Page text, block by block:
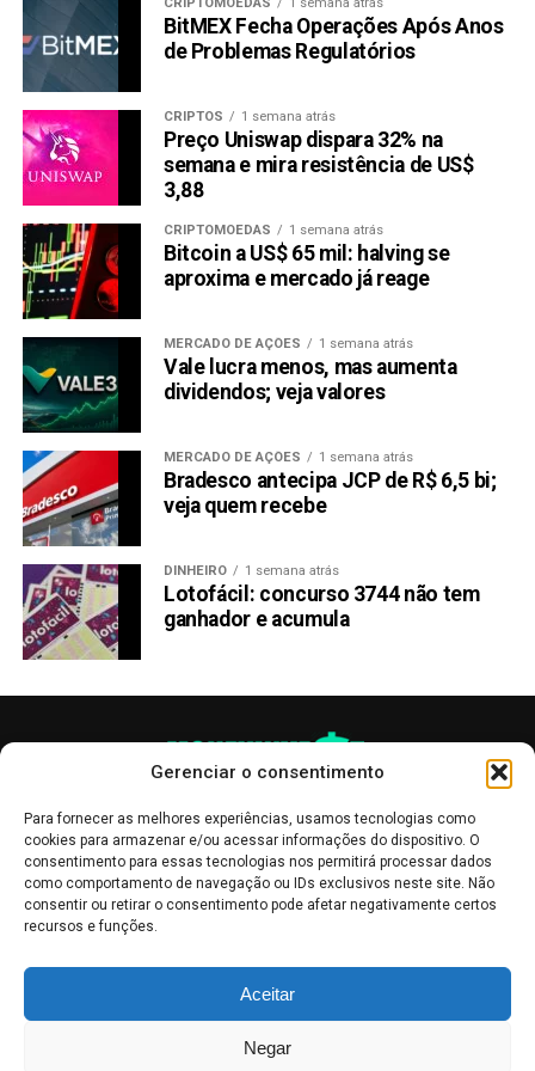
Gerenciar o consentimento
Para fornecer as melhores experiências, usamos tecnologias como
cookies para armazenar e/ou acessar informações do dispositivo. O
consentimento para essas tecnologias nos permitirá processar dados
como comportamento de navegação ou IDs exclusivos neste site. Não
consentir ou retirar o consentimento pode afetar negativamente certos
recursos e funções.
Aceitar
Negar
NÃO PERCA:
Binance lança 44º projeto Cripto no Launchpool
Manta (MANTA)
BitMEX Fecha Operações Após Anos
de Problemas Regulatórios
CRIPTOS 1 semana atrás
Preço Uniswap dispara 32% na
semana e mira resistência de US$
3,88
CRIPTOMOEDAS 1 semana atrás
Bitcoin a US$ 65 mil: halving se
aproxima e mercado já reage
MERCADO DE AÇÕES 1 semana atrás
Vale lucra menos, mas aumenta
dividendos; veja valores
MERCADO DE AÇÕES 1 semana atrás
Bradesco antecipa JCP de R$ 6,5 bi;
veja quem recebe
DINHEIRO 1 semana atrás
Lotofácil: concurso 3744 não tem
ganhador e acumula
informativo, servindo como boletins de divulgação, e não devem ser
interpretadas como recomendações de investimento.Leia mais
Bolsa de Valores